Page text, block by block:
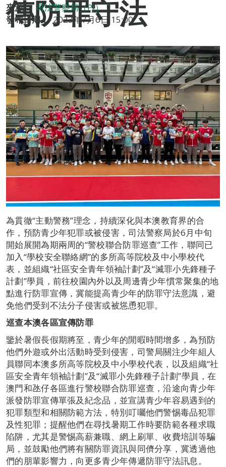
傳防罪守法
來源： 司法警察局（PJ）
發布日期： 2023年7月6日 15:00
為貫徹“主動警務”理念，持續深化與本澳教育界的合
作，預防青少年犯罪或被侵害，司法警察局於6月中旬
開始展開為期兩周的“警校聯合防罪巡查”工作，聯同已
加入“學校安全聯絡網”的多所高等院校及中小學校代
表，並組織“社區安全青年領袖計劃”及“滅罪小先鋒種子
計劃”學員，前往校園內外以及周邊青少年慣常聚集的地
點進行防罪宣傳，冀能提高青少年的防罪守法意識，避
免他們受到不法分子侵害或被慫恿犯罪。
巡查本澳各區宣傳防罪
鑒於暑假長假期將至，青少年的閒暇時間增多，為預防
他們外遊或外出活動時受到侵害，司警局關注少年組人
員聯同本澳多所高等院校及中小學校代表，以及組織“社
區安全青年領袖計劃”及“滅罪小先鋒種子計劃”學員，在
澳門和氹仔各區進行警校聯合防罪巡查，沿途向青少年
派發防罪宣傳單張及紀念品，並宣講青少年容易遇到的
犯罪類型和相關防範方法，特別叮囑他們警惕毒品犯罪
及性犯罪；提醒他們在尋找暑期工作時要防範各種求職
陷阱，尤其是警惕高薪兼職、網上刷單、收費培訓等騙
局，並鼓勵他們將有關防罪資訊與同儕分享，冀透過他
們的朋輩影響力，向更多青少年傳遞防罪守法訊息。